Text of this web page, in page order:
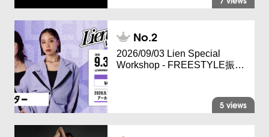
2026/09/03 Lien Special
Workshop - FREESTYLE振…
5 views